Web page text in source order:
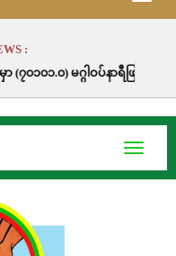
:
စ်ပါသည်။
Toggle